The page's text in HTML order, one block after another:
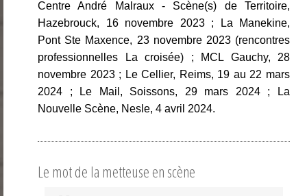
Centre André Malraux - Scène(s) de Territoire,
Hazebrouck, 16 novembre 2023 ; La Manekine,
Pont Ste Maxence, 23 novembre 2023 (rencontres
professionnelles La croisée) ; MCL Gauchy, 28
novembre 2023 ; Le Cellier, Reims, 19 au 22 mars
2024 ; Le Mail, Soissons, 29 mars 2024 ; La
Nouvelle Scène, Nesle, 4 avril 2024.
Le mot de la metteuse en scène